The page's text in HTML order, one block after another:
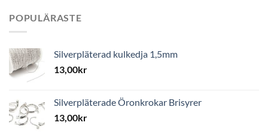
POPULÄRASTE
Silverpläterad kulkedja 1,5mm
13,00kr
Silverpläterade Öronkrokar Brisyrer
13,00kr